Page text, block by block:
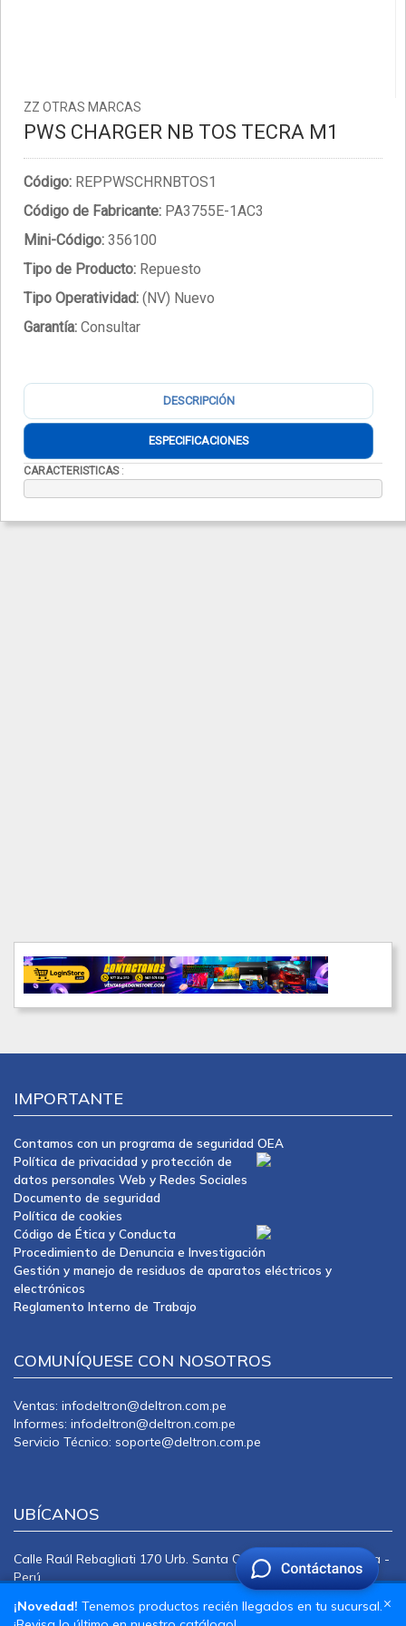
ZZ OTRAS MARCAS
PWS CHARGER NB TOS TECRA M1
Código: REPPWSCHRNBTOS1
Código de Fabricante: PA3755E-1AC3
Mini-Código: 356100
Tipo de Producto: Repuesto
Tipo Operatividad: (NV) Nuevo
Garantía: Consultar
DESCRIPCIÓN
ESPECIFICACIONES
CARACTERISTICAS:
IMPORTANTE
Contamos con un programa de seguridad OEA
Política de privacidad y protección de
datos personales Web y Redes Sociales
Documento de seguridad
Política de cookies
Código de Ética y Conducta
Procedimiento de Denuncia e Investigación
Gestión y manejo de residuos de aparatos eléctricos y
electrónicos
Reglamento Interno de Trabajo
COMUNÍQUESE CON NOSOTROS
Ventas: infodeltron@deltron.com.pe
Informes: infodeltron@deltron.com.pe
Servicio Técnico: soporte@deltron.com.pe
UBÍCANOS
Calle Raúl Rebagliati 170 Urb. Santa Catalina La Victoria Lima -
Perú
¡Novedad! Tenemos productos recién llegados en tu sucursal.×